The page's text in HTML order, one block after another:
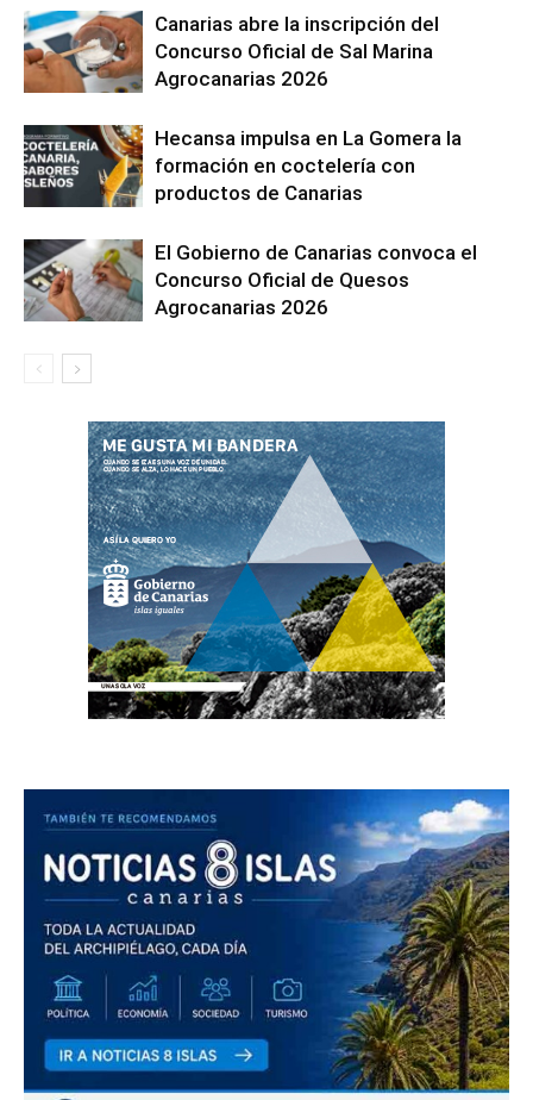
Canarias abre la inscripción del
Concurso Oficial de Sal Marina
Agrocanarias 2026
Hecansa impulsa en La Gomera la
formación en coctelería con
productos de Canarias
El Gobierno de Canarias convoca el
Concurso Oficial de Quesos
Agrocanarias 2026